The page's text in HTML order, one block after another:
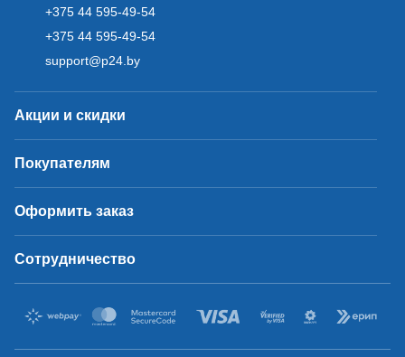
+375 44 595-49-54
+375 44 595-49-54
support@p24.by
Акции и скидки
Покупателям
Оформить заказ
Сотрудничество